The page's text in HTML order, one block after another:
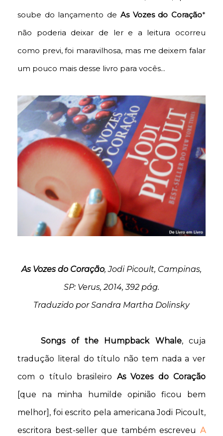
soube do lançamento de As Vozes do Coração*
não poderia deixar de ler e a leitura ocorreu
como previ, foi maravilhosa, mas me deixem falar
um pouco mais desse livro para vocês...
As Vozes do Coração, Jodi Picoult, Campinas,
SP: Verus, 2014, 392 pág.
Traduzido por Sandra Martha Dolinsky
Songs of the Humpback Whale, cuja
tradução literal do título não tem nada a ver
com o título brasileiro As Vozes do Coração
[que na minha humilde opinião ficou bem
melhor], foi escrito pela americana Jodi Picoult,
escritora best-seller que também escreveu A